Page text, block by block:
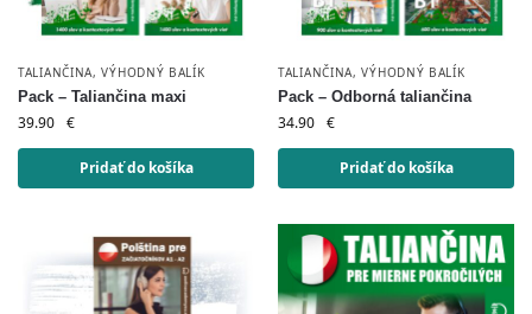
TALIANČINA,VÝHODNÝ BALÍK
Pack – Taliančina maxi
39.90 €
Pridať do košíka
TALIANČINA,VÝHODNÝ BALÍK
Pack – Odborná taliančina
34.90 €
Pridať do košíka